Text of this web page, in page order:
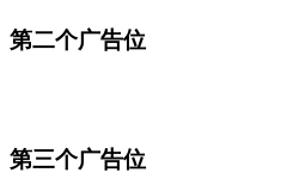
第二个广告位
第三个广告位